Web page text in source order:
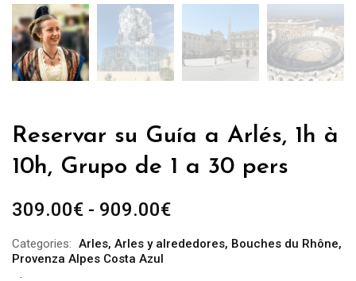
Reservar su Guía a Arlés, 1h à
10h, Grupo de 1 a 30 pers
309.00€ - 909.00€Rango
precios:
Categories: Arles, Arles y alrededores, Bouches du Rhône,
Provenza Alpes Costa Azul